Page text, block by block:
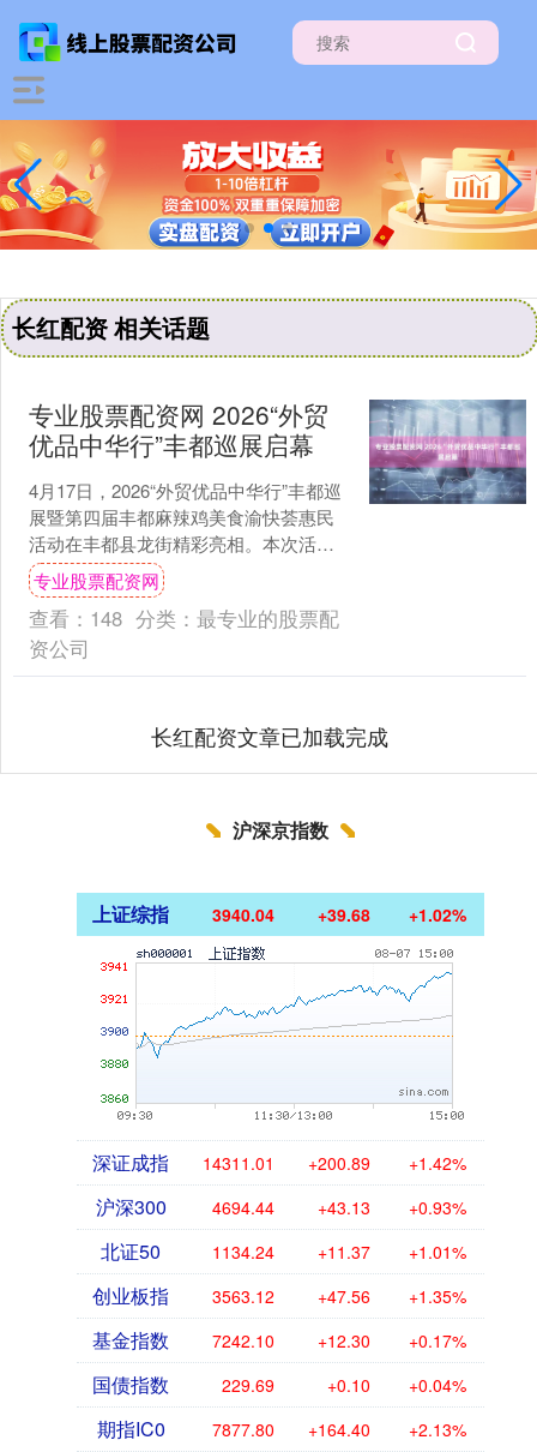
长红配资 相关话题
专业股票配资网 2026“外贸
优品中华行”丰都巡展启幕
4月17日，2026“外贸优品中华行”丰都巡
展暨第四届丰都麻辣鸡美食渝快荟惠民
活动在丰都县龙街精彩亮相。本次活动
由重庆市商务委员会、丰都县人民政府
指导专业股票配....
专业股票配资网
查看： 148 分类： 最专业的股票配
资公司
长红配资文章已加载完成
沪深京指数
上证综指 3940.04 +39.68 +1.02%
深证成指 14311.01 +200.89 +1.42%
沪深300 4694.44 +43.13 +0.93%
北证50 1134.24 +11.37 +1.01%
创业板指 3563.12 +47.56 +1.35%
基金指数 7242.10 +12.30 +0.17%
国债指数 229.69 +0.10 +0.04%
期指IC0 7877.80 +164.40 +2.13%